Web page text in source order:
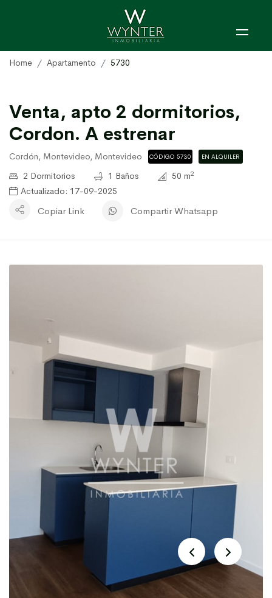
Home Apartamento 5730
Venta, apto 2 dormitorios,
Cordon. A estrenar
Cordón, Montevideo, Montevideo CÓDIGO 5730 EN ALQUILER
2 Dormitorios 1 Baños 50 m2
Actualizado: 17-09-2025
Copiar Link Compartir Whatsapp